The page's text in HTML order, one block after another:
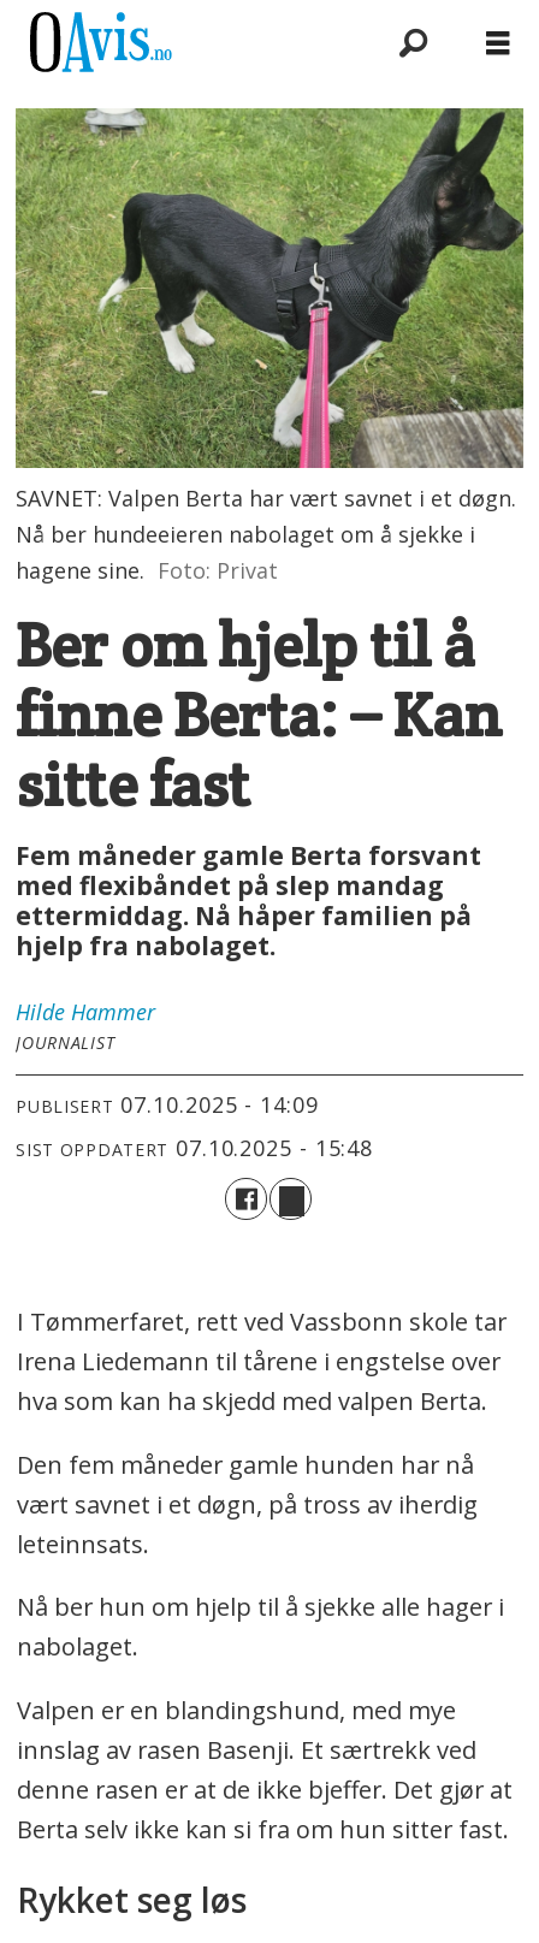
SAVNET: Valpen Berta har vært savnet i et døgn.
Nå ber hundeeieren nabolaget om å sjekke i
hagene sine. Foto: Privat
Ber om hjelp til å
finne Berta: – Kan
sitte fast
Fem måneder gamle Berta forsvant
med flexibåndet på slep mandag
ettermiddag. Nå håper familien på
hjelp fra nabolaget.
Hilde Hammer
JOURNALIST
PUBLISERT 07.10.2025 - 14:09
SIST OPPDATERT 07.10.2025 - 15:48
I Tømmerfaret, rett ved Vassbonn skole tar
Irena Liedemann til tårene i engstelse over
hva som kan ha skjedd med valpen Berta.
Den fem måneder gamle hunden har nå
vært savnet i et døgn, på tross av iherdig
leteinnsats.
Nå ber hun om hjelp til å sjekke alle hager i
nabolaget.
Valpen er en blandingshund, med mye
innslag av rasen Basenji. Et særtrekk ved
denne rasen er at de ikke bjeffer. Det gjør at
Berta selv ikke kan si fra om hun sitter fast.
Rykket seg løs